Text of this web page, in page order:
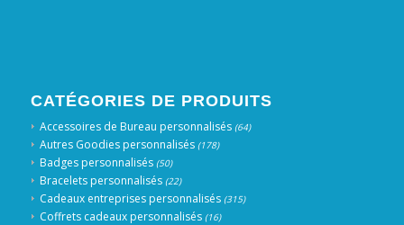
CATÉGORIES DE PRODUITS
Accessoires de Bureau personnalisés (64)
Autres Goodies personnalisés (178)
Badges personnalisés (50)
Bracelets personnalisés (22)
Cadeaux entreprises personnalisés (315)
Coffrets cadeaux personnalisés (16)